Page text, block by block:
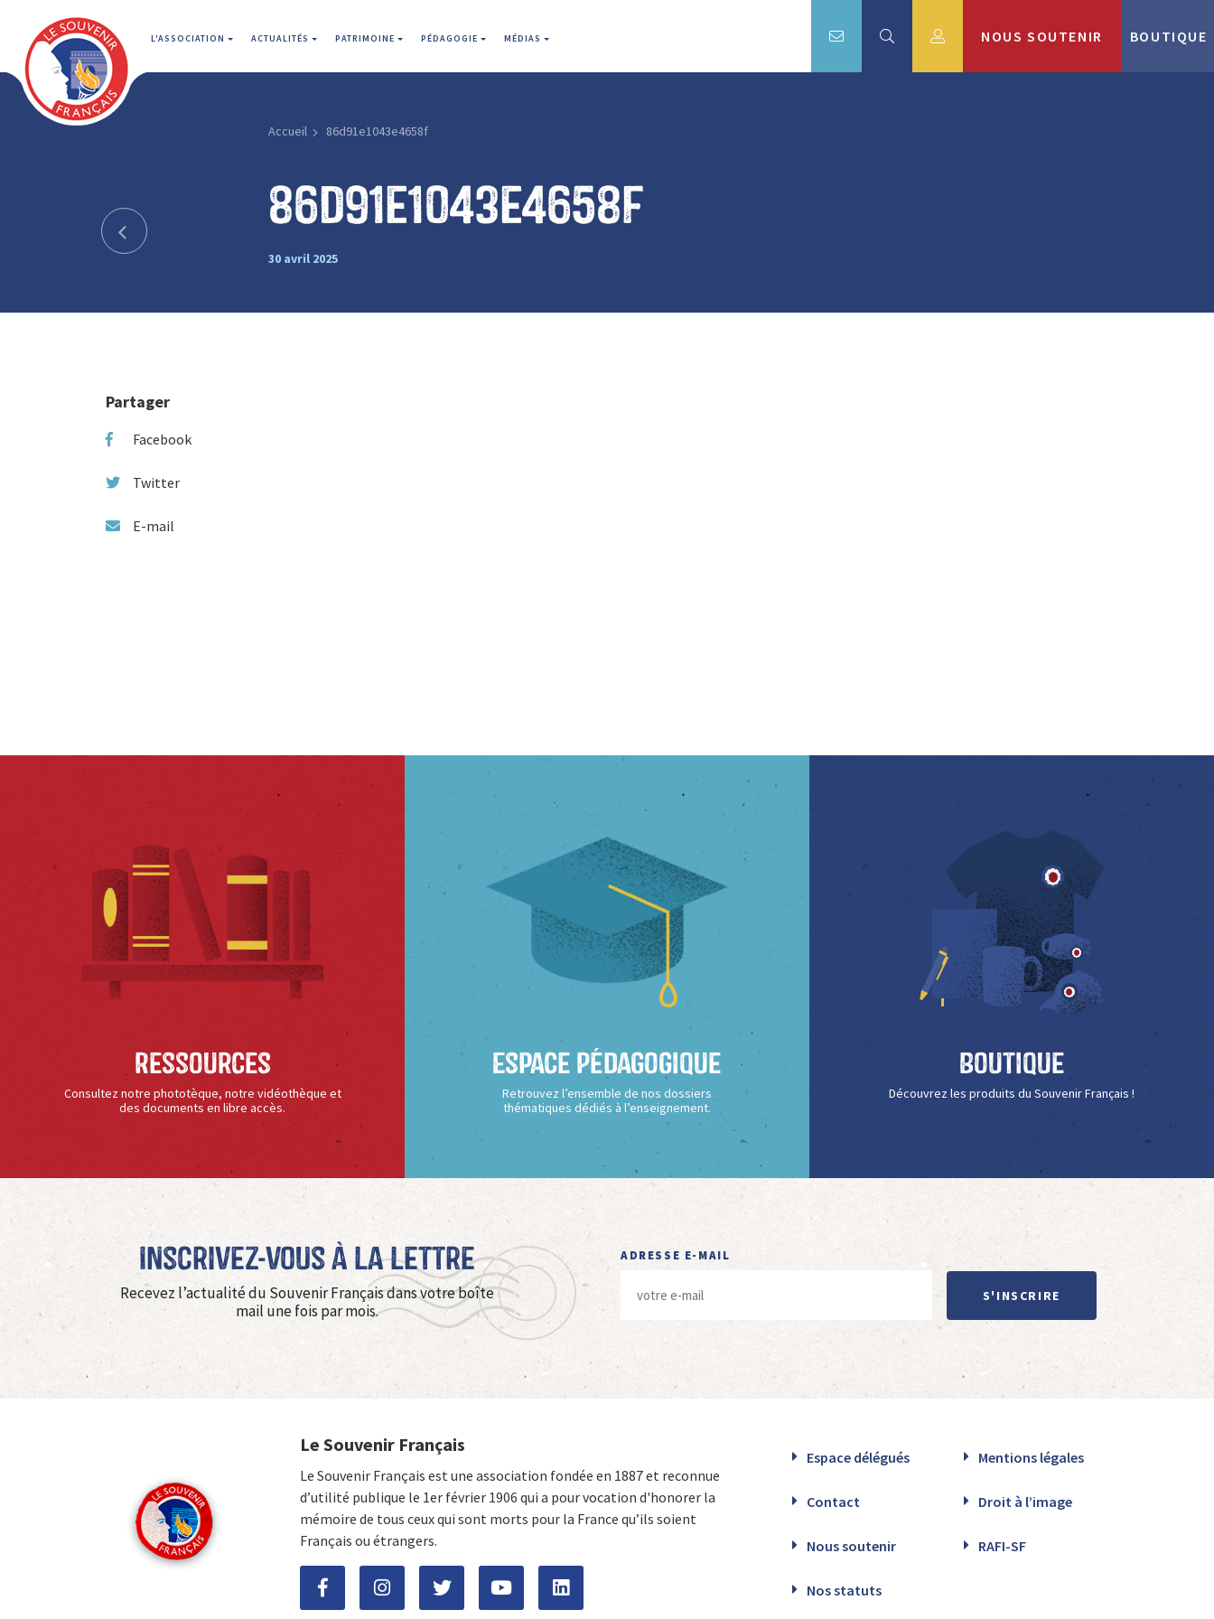
L'ASSOCIATION ACTUALITÉS PATRIMOINE PÉDAGOGIE MÉDIAS NOUS SOUTENIR BOUTIQUE
Accueil 86d91e1043e4658f
86d91e1043e4658f
30 avril 2025
Partager
Facebook
Twitter
E-mail
Ressources
Consultez notre phototèque, notre vidéothèque et
des documents en libre accès.
Espace Pédagogique
Retrouvez l’ensemble de nos dossiers
thématiques dédiés à l’enseignement.
Boutique
Découvrez les produits du Souvenir Français !
Inscrivez-vous à La Lettre
Recevez l’actualité du Souvenir Français dans votre boîte
mail une fois par mois.
ADRESSE E-MAIL
S'INSCRIRE
Le Souvenir Français
Le Souvenir Français est une association fondée en 1887 et reconnue
d’utilité publique le 1er février 1906 qui a pour vocation d'honorer la
mémoire de tous ceux qui sont morts pour la France qu’ils soient
Français ou étrangers.
Espace délégués Mentions légales
Contact Droit à l’image
Nous soutenir RAFI-SF
Nos statuts